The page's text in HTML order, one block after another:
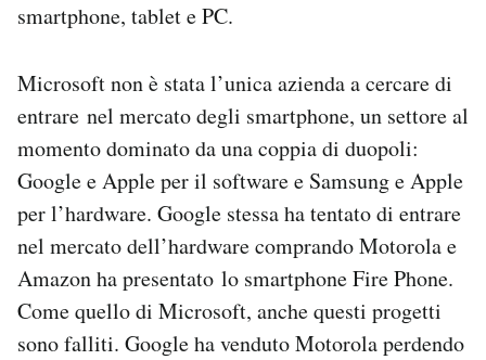
smartphone, tablet e PC.
Microsoft non è stata l’unica azienda a cercare di
entrare nel mercato degli smartphone, un settore al
momento dominato da una coppia di duopoli:
Google e Apple per il software e Samsung e Apple
per l’hardware. Google stessa ha tentato di entrare
nel mercato dell’hardware comprando Motorola e
Amazon ha presentato lo smartphone Fire Phone.
Come quello di Microsoft, anche questi progetti
sono falliti. Google ha venduto Motorola perdendo